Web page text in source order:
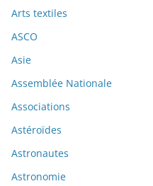
Arts textiles
ASCO
Asie
Assemblée Nationale
Associations
Astéroïdes
Astronautes
Astronomie